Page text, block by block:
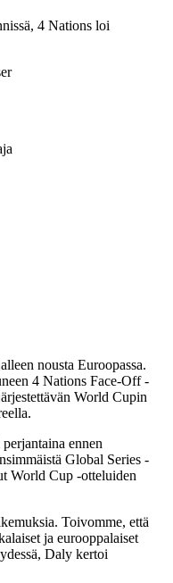
4 Nations loi
nousta Euroopassa.
4 Nations Face-Off -
World Cupin
ennen
Global Series -
World Cup -otteluiden
Toivomme, että
ja eurooppalaiset
Daly kertoi